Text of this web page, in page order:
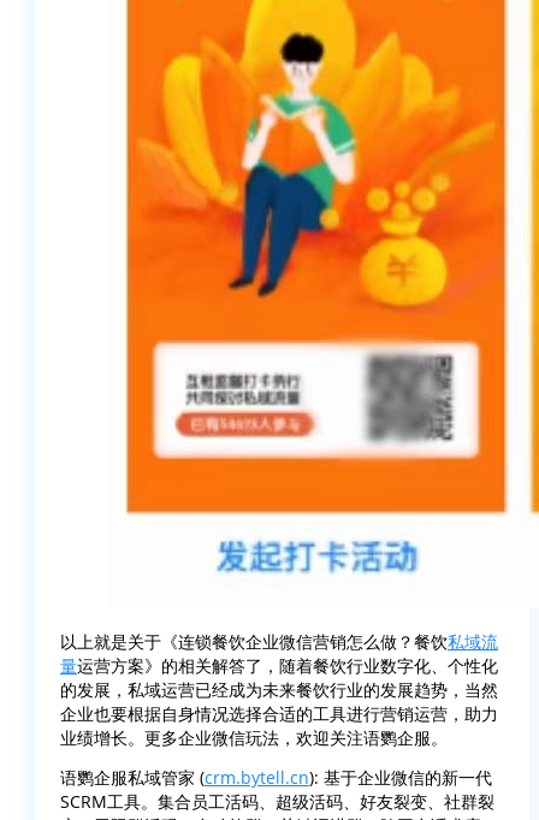
以上就是关于《连锁餐饮企业微信营销怎么做？餐饮私域流
量运营方案》的相关解答了，随着餐饮行业数字化、个性化
的发展，私域运营已经成为未来餐饮行业的发展趋势，当然
企业也要根据自身情况选择合适的工具进行营销运营，助力
业绩增长。更多企业微信玩法，欢迎关注语鹦企服。
语鹦企服私域管家 (crm.bytell.cn): 基于企业微信的新一代
SCRM工具。集合员工活码、超级活码、好友裂变、社群裂